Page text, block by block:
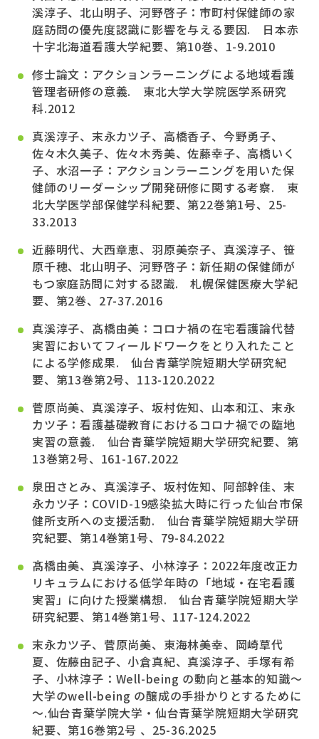
溪淳子、北山明子、河野啓子：市町村保健師の家
庭訪問の優先度認識に影響を与える要因. 日本赤
十字北海道看護大学紀要、第10巻、1-9.2010
修士論文：アクションラーニングによる地域看護
管理者研修の意義. 東北大学大学院医学系研究
科.2012
真溪淳子、末永カツ子、高橋香子、今野勇子、
佐々木久美子、佐々木秀美、佐藤幸子、高橋いく
子、水沼一子：アクションラーニングを用いた保
健師のリーダーシップ開発研修に関する考察. 東
北大学医学部保健学科紀要、第22巻第1号、25-
33.2013
近藤明代、大西章恵、羽原美奈子、真溪淳子、笹
原千穂、北山明子、河野啓子：新任期の保健師が
もつ家庭訪問に対する認識. 札幌保健医療大学紀
要、第2巻、27-37.2016
真溪淳子、髙橋由美：コロナ禍の在宅看護論代替
実習においてフィールドワークをとり入れたこと
による学修成果. 仙台青葉学院短期大学研究紀
要、第13巻第2号、113-120.2022
菅原尚美、真溪淳子、坂村佐知、山本和江、末永
カツ子：看護基礎教育におけるコロナ禍での臨地
実習の意義. 仙台青葉学院短期大学研究紀要、第
13巻第2号、161-167.2022
泉田さとみ、真溪淳子、坂村佐知、阿部幹佳、末
永カツ子：COVID-19感染拡大時に行った仙台市保
健所支所への支援活動. 仙台青葉学院短期大学研
究紀要、第14巻第1号、79-84.2022
髙橋由美、真溪淳子、小林淳子：2022年度改正カ
リキュラムにおける低学年時の「地域・在宅看護
実習」に向けた授業構想. 仙台青葉学院短期大学
研究紀要、第14巻第1号、117-124.2022
末永カツ子、菅原尚美、東海林美幸、岡崎草代
夏、佐藤由記子、小倉真紀、真溪淳子、手塚有希
子、小林淳子：Well-being の動向と基本的知識～
大学のwell-being の醸成の手掛かりとするために
～.仙台青葉学院大学・仙台青葉学院短期大学研究
紀要、第16巻第2号 、25-36.2025